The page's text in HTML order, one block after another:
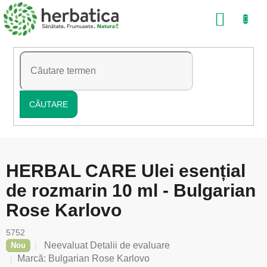
Treci
la
conținut
CĂUTARE
COŞ
HERBAL CARE Ulei esențial
de rozmarin 10 ml - Bulgarian
Rose Karlovo
5752
Nou
Evaluarea
medie
Neevaluat Detalii de evaluare
Marcă: Bulgarian Rose Karlovo